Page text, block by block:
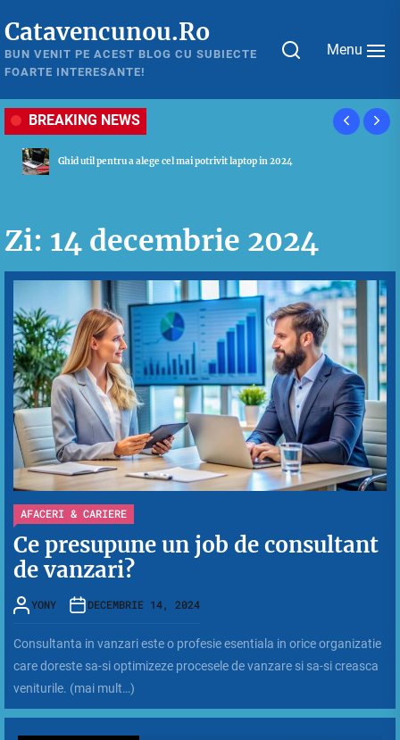
to
the
content
Catavencunou.Ro
BUN VENIT PE ACEST BLOG CU SUBIECTE
FOARTE INTERESANTE!
Menu
BREAKING NEWS
Ghid util pentru a alege cel mai potrivit laptop in 2024
Zi: 14 decembrie 2024
AFACERI & CARIERE
Ce presupune un job de consultant
de vanzari?
YONY DECEMBRIE 14, 2024
Consultanta in vanzari este o profesie esentiala in orice organizatie
care doreste sa-si optimizeze procesele de vanzare si sa-si creasca
veniturile. (mai mult…)